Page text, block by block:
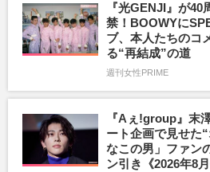
『光GENJI』が
禁！BOOWYに
ブ、本人たちのコ
る“再結成”の道
週刊女性PRIME
『Aぇ!group』末
ート企画で見せた
なこの男」ファン
ン引き《2026年8